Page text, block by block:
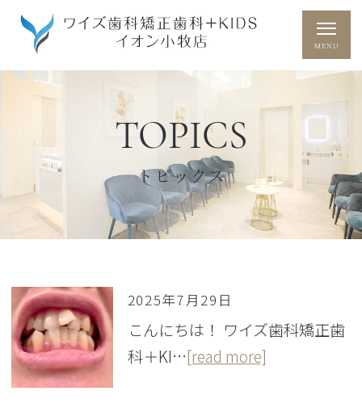
TOPICS
トピックス
2025年7月29日
こんにちは！ ワイズ歯科矯正歯
科＋KI…[read more]